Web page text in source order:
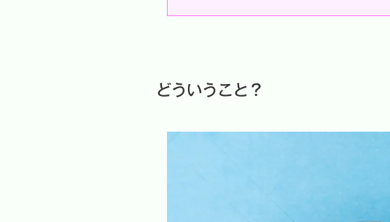
どういうこと？